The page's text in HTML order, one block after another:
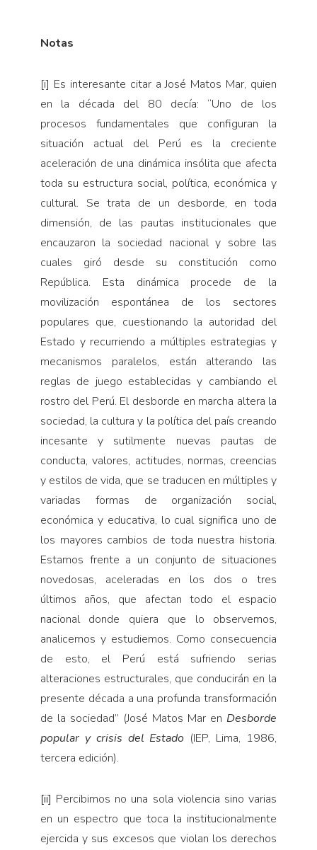
Notas
[i] Es interesante citar a José Matos Mar, quien
en la década del 80 decía: “Uno de los
procesos fundamentales que configuran la
situación actual del Perú es la creciente
aceleración de una dinámica insólita que afecta
toda su estructura social, política, económica y
cultural. Se trata de un desborde, en toda
dimensión, de las pautas institucionales que
encauzaron la sociedad nacional y sobre las
cuales giró desde su constitución como
República. Esta dinámica procede de la
movilización espontánea de los sectores
populares que, cuestionando la autoridad del
Estado y recurriendo a múltiples estrategias y
mecanismos paralelos, están alterando las
reglas de juego establecidas y cambiando el
rostro del Perú. El desborde en marcha altera la
sociedad, la cultura y la política del país creando
incesante y sutilmente nuevas pautas de
conducta, valores, actitudes, normas, creencias
y estilos de vida, que se traducen en múltiples y
variadas formas de organización social,
económica y educativa, lo cual significa uno de
los mayores cambios de toda nuestra historia.
Estamos frente a un conjunto de situaciones
novedosas, aceleradas en los dos o tres
últimos años, que afectan todo el espacio
nacional donde quiera que lo observemos,
analicemos y estudiemos. Como consecuencia
de esto, el Perú está sufriendo serias
alteraciones estructurales, que conducirán en la
presente década a una profunda transformación
de la sociedad” (José Matos Mar en Desborde
popular y crisis del Estado (IEP, Lima, 1986,
tercera edición).
[ii] Percibimos no una sola violencia sino varias
en un espectro que toca la institucionalmente
ejercida y sus excesos que violan los derechos